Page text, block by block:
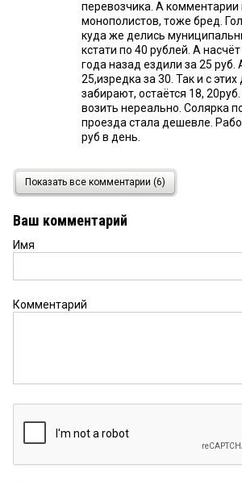
перевозчика. А комментарии
монополистов, тоже бред.
куда же делись
кстати по 40 рублей. А
года назад ездили за 25 руб.
25,изредка за 30. Так и с
забирают, остаётся 18,
возить нереально. Солярка
проезда стала дешевле.
руб в день.
555 16 января 2020 в 13:44:
Согласен с комментариями.
ужесточить дисциплину
едишь в маршрутке с отришь
Все окна обклеены
делают, что бы люди и
видели сколько он
на это обратить надзорные
Сергей 15 января 2020 в 20:03:
Этот увожаемый армянин
зарубежом? Что-то он лапшу
деньги тянет, выручка у этих
Показать все комментарии (6)
Ваш комментарий
Имя
Комментарий